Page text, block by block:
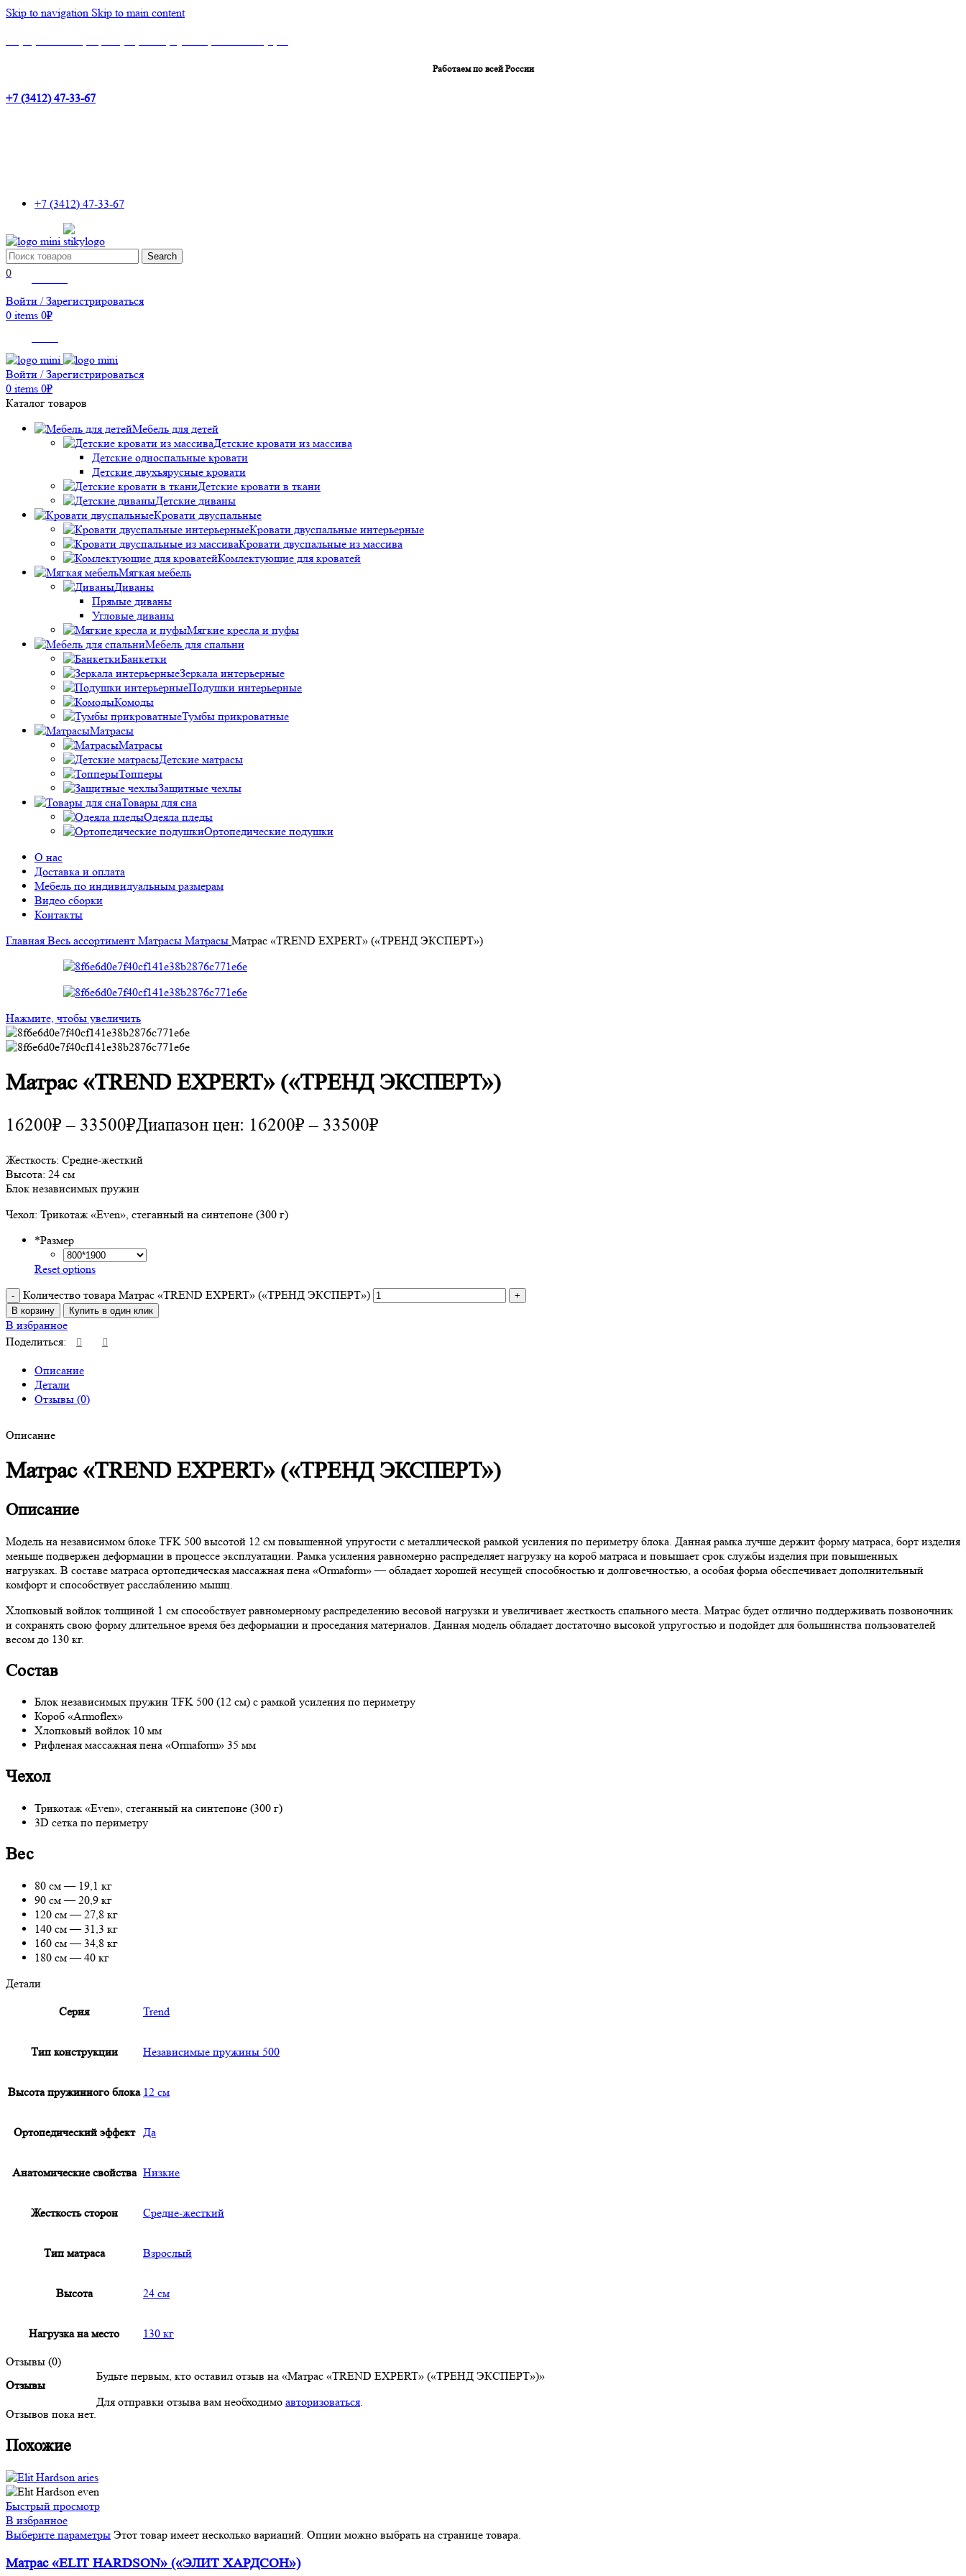
Skip to navigation Skip to main content
Работаем по всей России
+7 (3412) 47-33-67
+7 (3412) 47-33-67
Search
0
Войти / Зарегистрироваться
0 items 0₽
Войти / Зарегистрироваться
0 items 0₽
Каталог товаров
Мебель для детей
Детские кровати из массива
Детские односпальные кровати
Детские двухъярусные кровати
Детские кровати в ткани
Детские диваны
Кровати двуспальные
Кровати двуспальные интерьерные
Кровати двуспальные из массива
Комлектующие для кроватей
Мягкая мебель
Диваны
Прямые диваны
Угловые диваны
Мягкие кресла и пуфы
Мебель для спальни
Банкетки
Зеркала интерьерные
Подушки интерьерные
Комоды
Тумбы прикроватные
Матрасы
Матрасы
Детские матрасы
Топперы
Защитные чехлы
Товары для сна
Одеяла пледы
Ортопедические подушки
О нас
Доставка и оплата
Мебель по индивидуальным размерам
Видео сборки
Контакты
Главная Весь ассортимент Матрасы Матрасы Матрас «TREND EXPERT» («ТРЕНД ЭКСПЕРТ»)
Нажмите, чтобы увеличить
Матрас «TREND EXPERT» («ТРЕНД ЭКСПЕРТ»)
16200₽ – 33500₽Диапазон цен: 16200₽ – 33500₽
Жесткость: Средне-жесткий
Высота: 24 см
Блок независимых пружин
Чехол: Трикотаж «Even», стеганный на синтепоне (300 г)
*Размер
Reset options
Количество товара Матрас «TREND EXPERT» («ТРЕНД ЭКСПЕРТ»)
В корзину Купить в один клик
В избранное
Поделиться:
Описание
Детали
Отзывы (0)
Описание
Матрас «TREND EXPERT» («ТРЕНД ЭКСПЕРТ»)
Описание
Модель на независимом блоке TFK 500 высотой 12 см повышенной упругости с металлической рамкой усиления по периметру блока. Данная рамка лучше держит форму матраса, борт изделия
меньше подвержен деформации в процессе эксплуатации. Рамка усиления равномерно распределяет нагрузку на короб матраса и повышает срок службы изделия при повышенных
нагрузках. В составе матраса ортопедическая массажная пена «Ormaform» — обладает хорошей несущей способностью и долговечностью, а особая форма обеспечивает дополнительный
комфорт и способствует расслаблению мышц.
Хлопковый войлок толщиной 1 см способствует равномерному распределению весовой нагрузки и увеличивает жесткость спального места. Матрас будет отлично поддерживать позвоночник
и сохранять свою форму длительное время без деформации и проседания материалов. Данная модель обладает достаточно высокой упругостью и подойдет для большинства пользователей
весом до 130 кг.
Состав
Блок независимых пружин TFK 500 (12 см) с рамкой усиления по периметру
Короб «Armoflex»
Хлопковый войлок 10 мм
Рифленая массажная пена «Ormaform» 35 мм
Чехол
Трикотаж «Even», стеганный на синтепоне (300 г)
3D сетка по периметру
Вес
80 см — 19,1 кг
90 см — 20,9 кг
120 см — 27,8 кг
140 см — 31,3 кг
160 см — 34,8 кг
180 см — 40 кг
Детали
Серия Trend
Тип конструкции Независимые пружины 500
Высота пружинного блока 12 см
Ортопедический эффект Да
Анатомические свойства Низкие
Жесткость сторон Средне-жесткий
Тип матраса Взрослый
Высота 24 см
Нагрузка на место 130 кг
Отзывы (0)
Отзывы
Отзывов пока нет.
Будьте первым, кто оставил отзыв на «Матрас «TREND EXPERT» («ТРЕНД ЭКСПЕРТ»)»
Для отправки отзыва вам необходимо авторизоваться.
Похожие
Быстрый просмотр
В избранное
Выберите параметры Этот товар имеет несколько вариаций. Опции можно выбрать на странице товара.
Матрас «ELIT HARDSON» («ЭЛИТ ХАРДСОН»)